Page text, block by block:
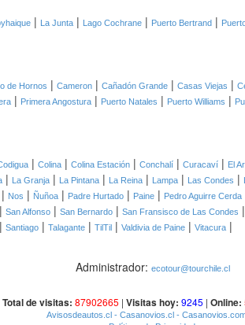
| La Junta | Lago Cochrane | Puerto Bertrand |
de Hornos | Cameron | Cañadón Grande | Casas Viejas |
| Primera Angostura | Puerto Natales | Puerto Williams |
| Colina | Colina Estación | Conchalí | Curacaví | El
| La Granja | La Pintana | La Reina | Lampa | Las Condes |
| Nos | Ñuñoa | Padre Hurtado | Paine | Pedro Aguirre Cerda
| San Alfonso | San Bernardo | San Fransisco de Las Condes |
| Santiago | Talagante | TilTil | Valdivia de Paine | Vitacura |
Administrador: ecotour@tourchile.cl
Total de visitas: 87902665 | Visitas hoy: 9245 | Online:
Avisosdeautos.cl- Casanovios.cl-